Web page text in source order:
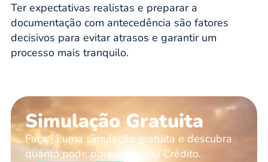
Ter expectativas realistas e preparar a
documentação com antecedência são fatores
decisivos para evitar atrasos e garantir um
processo mais tranquilo.
Simulação Gratuita
Faça já uma simulação gratuita e descubra
quanto pode poupar no seu Crédito.